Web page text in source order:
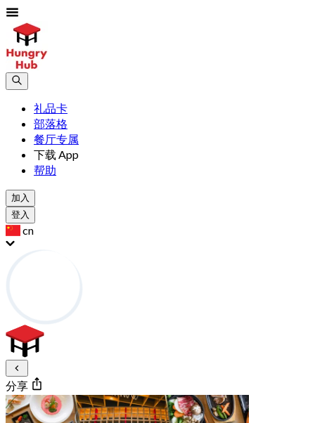
礼品卡
部落格
餐厅专属
下载 App
帮助
加入
登入
cn
分享